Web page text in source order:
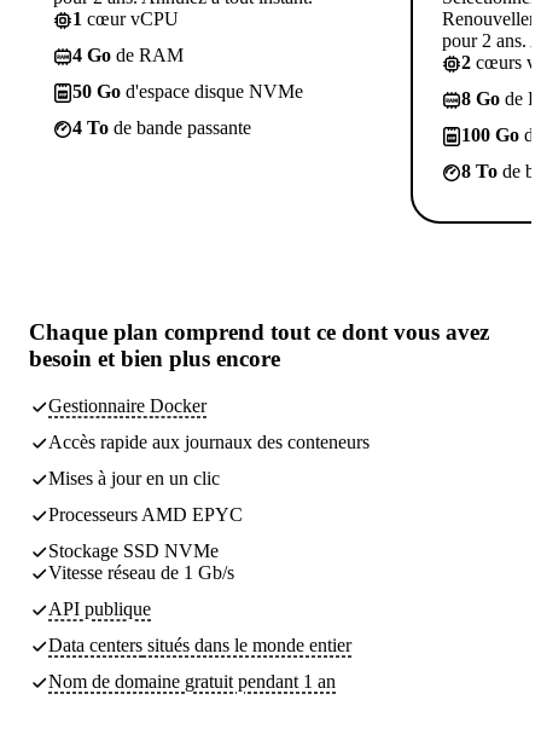
1 cœur vCPU
4 Go de RAM
50 Go d'espace disque NVMe
4 To de bande passante
pour 2 ans.
2 cœurs
8 Go de
100 Go
8 To de
Chaque plan comprend tout ce dont vous avez
besoin et bien plus encore
Gestionnaire Docker
Accès rapide aux journaux des conteneurs
Mises à jour en un clic
Processeurs AMD EPYC
Stockage SSD NVMe
Vitesse réseau de 1 Gb/s
API publique
Data centers situés dans le monde entier
Nom de domaine gratuit pendant 1 an